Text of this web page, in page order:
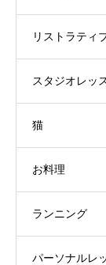
リストラティ
スタジオレッ
猫
お料理
ランニング
パーソナルレ